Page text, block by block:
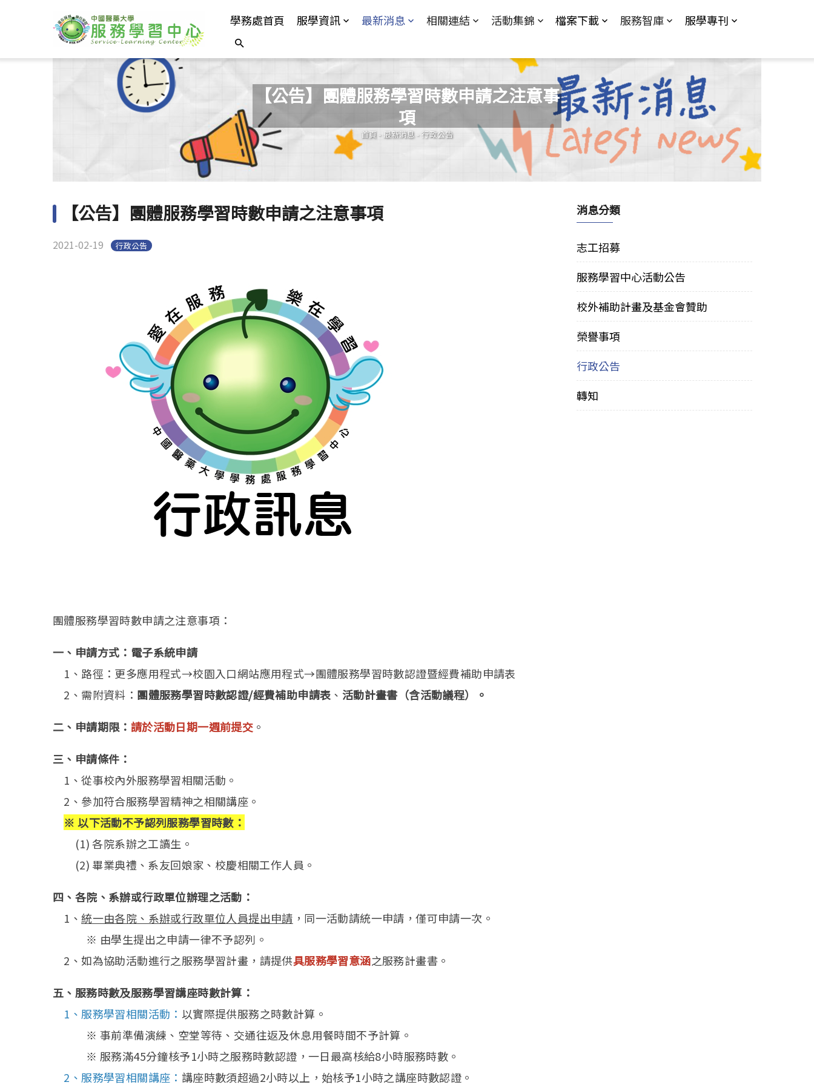
學務處首頁 服學資訊 最新消息 相關連結 活動集錦 檔案下載 服務智庫 服學專刊
【公告】團體服務學習時數申請之注意事
項
您在這裡
首頁 - 最新消息 -行政公告
【公告】團體服務學習時數申請之注意事項
2021-02-19 行政公告
團體服務學習時數申請之注意事項：
一、申請方式：電子系統申請
1、路徑：更多應用程式→校園入口網站應用程式→團體服務學習時數認證暨經費補助申請表
2、需附資料： 團體服務學習時數認證/經費補助申請表 、 活動計畫書（含活動議程）。
二、申請期限： 請於活動日期一週前提交 。
三、申請條件：
1、從事校內外服務學習相關活動。
2、參加符合服務學習精神之相關講座。
※ 以下活動不予認列服務學習時數：
(1) 各院系辦之工讀生。
(2) 畢業典禮、系友回娘家、校慶相關工作人員。
四、各院、系辦或行政單位辦理之活動：
1、統一由各院、系辦或行政單位人員提出申請 ，同一活動請統一申請，僅可申請一次。
※ 由學生提出之申請一律不予認列。
2、如為協助活動進行之服務學習計畫，請提供具服務學習意涵之服務計畫書。
五、服務時數及服務學習講座時數計算：
1、 服務學習相關活動： 以實際提供服務之時數計算。
※ 事前準備演練、空堂等待、交通往返及休息用餐時間不予計算。
※ 服務滿45分鐘核予1小時之服務時數認證，一日最高核給8小時服務時數。
2、服務學習相關講座： 講座時數須超過2小時以上，始核予1小時之講座時數認證。
消息分類
志工招募
服務學習中心活動公告
校外補助計畫及基金會贊助
榮譽事項
行政公告
轉知